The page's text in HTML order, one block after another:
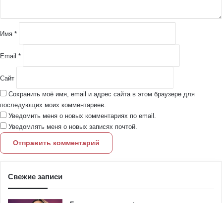
и
й
Имя *
Email *
Сайт
Сохранить моё имя, email и адрес сайта в этом браузере для
последующих моих комментариев.
Уведомить меня о новых комментариях по email.
Уведомлять меня о новых записях почтой.
Свежие записи